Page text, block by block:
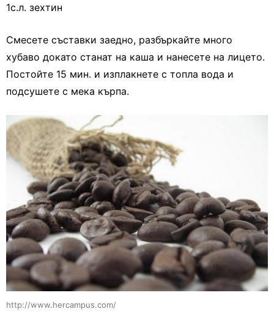
1с.л. зехтин
Смесете съставки заедно, разбъркайте много
хубаво докато станат на каша и нанесете на лицето.
Постойте 15 мин. и изплакнете с топла вода и
подсушете с мека кърпа.
http://www.hercampus.com/